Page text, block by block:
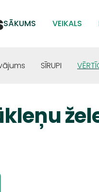
SĀKUMS VEIKALS
SĪRUPI